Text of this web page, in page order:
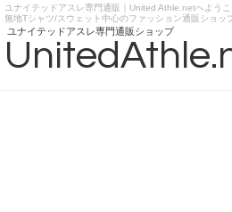
https://www.unitedathle.net
ユナイテッドアスレ専門通販｜United Athle.netへようこ
無地Tシャツ/スウェット中心のファッション通販ショッ
ユナイテッドアスレ専門通販ショップ